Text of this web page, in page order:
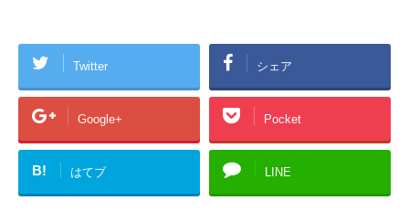
Twitter シェア
Google+ Pocket
B! はてブ LINE